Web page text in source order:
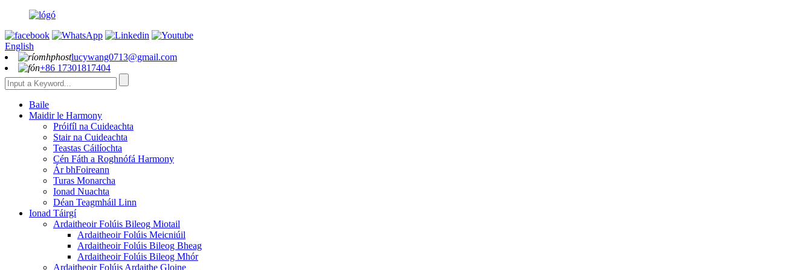
English
lucywang0713@gmail.com
+86 17301817404
Baile
Maidir le Harmony
Próifíl na Cuideachta
Stair na Cuideachta
Teastas Cáilíochta
Cén Fáth a Roghnófá Harmony
Ár bhFoireann
Turas Monarcha
Ionad Nuachta
Déan Teagmháil Linn
Ionad Táirgí
Ardaitheoir Folúis Bileog Miotail
Ardaitheoir Folúis Meicniúil
Ardaitheoir Folúis Bileog Bheag
Ardaitheoir Folúis Bileog Mhór
Ardaitheoir Folúis Ardaithe Gloine